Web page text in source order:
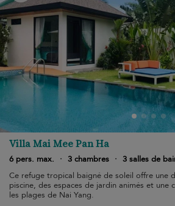
Villa Mai Mee Pan Ha
6 pers. max.
· 3 chambres · 3 salles de
Ce refuge tropical baigné de soleil offre une
piscine, des espaces de jardin animés et une
les plages de Nai Yang.